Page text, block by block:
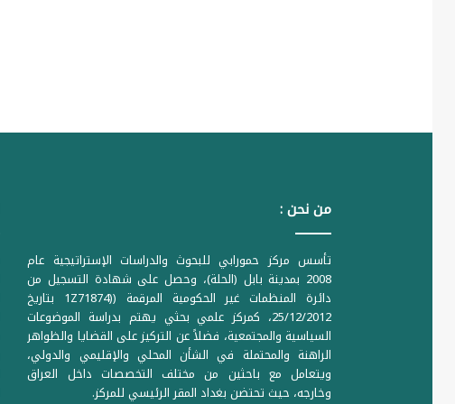
من نحن :
تأسس مركز حمورابي للبحوث والدراسات الإستراتيجية عام
2008 بمدينة بابل (الحلة)، وحصل على شهادة التسجيل من
دائرة المنظمات غير الحكومية المرقمة ((1Z71874 بتاريخ
25/12/2012، كمركز علمي بحثي يهتم بدراسة الموضوعات
السياسية والمجتمعية، فضلاً عن التركيز على القضايا والظواهر
الراهنة والمحتملة في الشأن المحلي والإقليمي والدولي،
ويتعامل مع باحثين من مختلف التخصصات داخل العراق
وخارجه، حيث تحتضن بغداد المقر الرئيسي للمركز.